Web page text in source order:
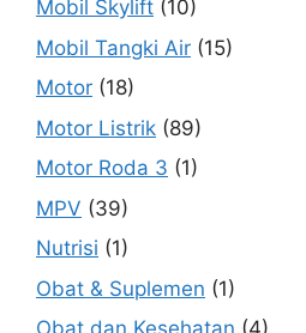
Mobil Skylift (10)
Mobil Tangki Air (15)
Motor (18)
Motor Listrik (89)
Motor Roda 3 (1)
MPV (39)
Nutrisi (1)
Obat & Suplemen (1)